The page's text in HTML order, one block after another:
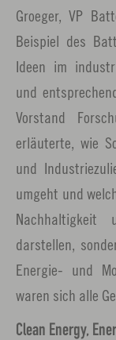
Groeger, VP
Beispiel des
Ideen im
und
Vorstand
erläuterte, wie
und
umgeht und
Nachhaltigkeit
darstellen,
Energie- und
waren sich alle
Clean Energy,